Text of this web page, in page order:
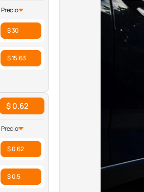
Precio
$ 30
$ 15.63
$ 0.62
Precio
$ 0.62
$ 0.5